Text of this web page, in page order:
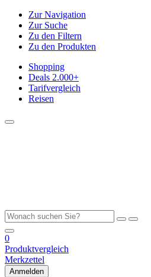
Zur Navigation
Zur Suche
Zu den Filtern
Zu den Produkten
Shopping
Deals 2.000+
Tarifvergleich
Reisen
0
Produktvergleich
Merkzettel
Anmelden